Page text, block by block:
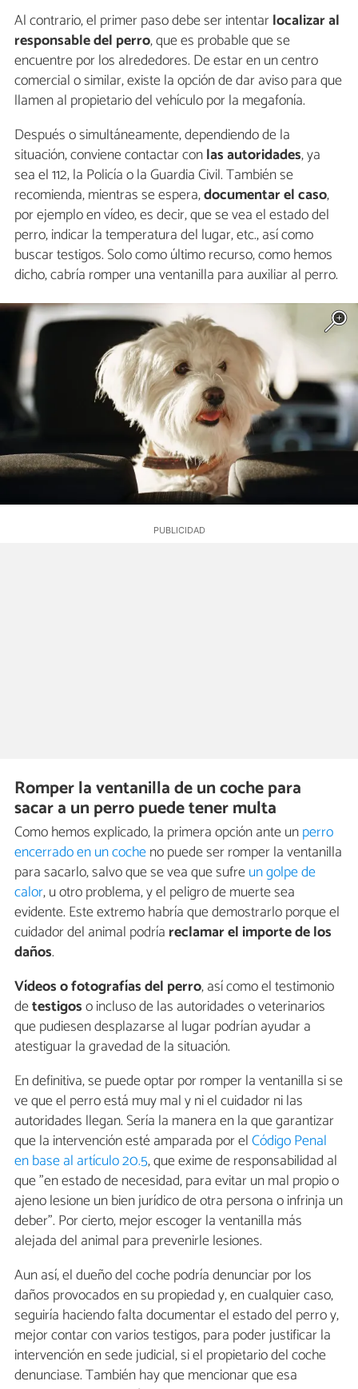
Al contrario, el primer paso debe ser intentarlocalizar al
responsable del perro, que es probable que se
encuentre por los alrededores. De estar en un centro
comercial o similar, existe la opción de dar aviso para que
llamen al propietario del vehículo por la megafonía.
Después o simultáneamente, dependiendo de la
situación, conviene contactar conlas autoridades, ya
sea el 112, la Policía o la Guardia Civil. También se
recomienda, mientras se espera,documentar el caso,
por ejemplo en vídeo, es decir, que se vea el estado del
perro, indicar la temperatura del lugar, etc., así como
buscar testigos. Solo como último recurso, como hemos
dicho, cabría romper una ventanilla para auxiliar al perro.
Romper la ventanilla de un coche para
sacar a un perro puede tener multa
Como hemos explicado, la primera opción ante unperro
encerrado en un cocheno puede ser romper la ventanilla
para sacarlo, salvo que se vea que sufreun golpe de
calor, u otro problema, y el peligro de muerte sea
evidente. Este extremo habría que demostrarlo porque el
cuidador del animal podría reclamar el importe de los
daños.
Vídeos o fotografías del perro, así como el testimonio
detestigoso incluso de las autoridades o veterinarios
que pudiesen desplazarse al lugar podrían ayudar a
atestiguar la gravedad de la situación.
En definitiva, se puede optar por romper la ventanilla si se
ve que el perro está muy mal y ni el cuidador ni las
autoridades llegan. Sería la manera en la que garantizar
que la intervención esté amparada por elCódigo Penal
en base al artículo 20.5, que exime de responsabilidad al
que "en estado de necesidad, para evitar un mal propio o
ajeno lesione un bien jurídico de otra persona o infrinja un
deber". Por cierto, mejor escoger la ventanilla más
alejada del animal para prevenirle lesiones.
Aun así, el dueño del coche podría denunciar por los
daños provocados en su propiedad y, en cualquier caso,
seguiría haciendo falta documentar el estado del perro y,
mejor contar con varios testigos, para poder justificar la
intervención en sede judicial, si el propietario del coche
denunciase. También hay que mencionar que esa